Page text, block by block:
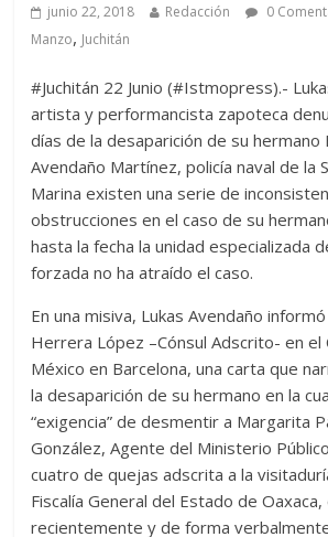
junio 22, 2018 Redacción 0
Manzo, Juchitán
#Juchitán 22 Junio (#Istmopress).-
artista y performancista zapoteca
días de la desaparición de su hermano
Avendaño Martínez, policía naval de la
Marina existen una serie de
obstrucciones en el caso de su
hasta la fecha la unidad especializada
forzada no ha atraído el caso.
En una misiva, Lukas Avendaño
Herrera López –Cónsul Adscrito- en el
México en Barcelona, una carta que
la desaparición de su hermano en la
“exigencia” de desmentir a Margarita
González, Agente del Ministerio
cuatro de quejas adscrita a la
Fiscalía General del Estado de
recientemente y de forma